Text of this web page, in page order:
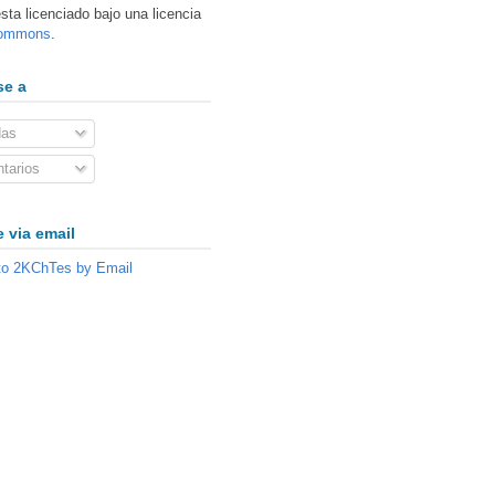
licenciado bajo una licencia
a
via email
2KChTes by Email